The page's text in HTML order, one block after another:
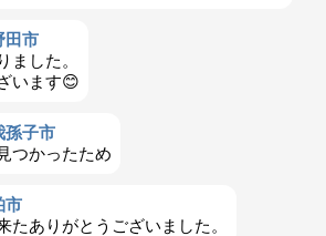
田市
ました。
います😊
孫子市
つかったため
市
たありがとうございました。